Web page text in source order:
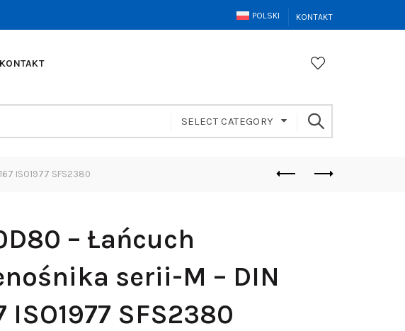
POLSKI KONTAKT
KONTAKT
SELECT CATEGORY
ISO1977 SFS2380
– Łańcuch
serii-M – DIN
ISO1977 SFS2380